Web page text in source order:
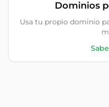
Dominios
Usa tu propio dominio